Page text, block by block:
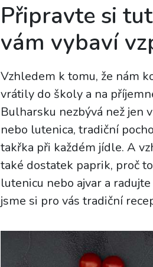
Připravte si
vám vybaví
Vzhledem k tomu, že nám
vrátily do školy a na
Bulharsku nezbývá než jen
nebo lutenica, tradiční
takřka při každém jídle. A
také dostatek paprik, proč
lutenicu nebo ajvar a
jsme si pro vás tradiční